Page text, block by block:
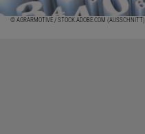
© AGRARMOTIVE / STOCK.ADOBE.COM (AUSSCHNITT)